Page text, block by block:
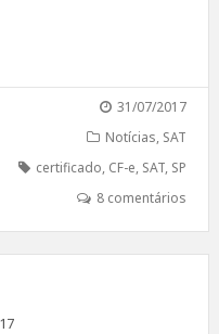
31/07/2017
Notícias, SAT
certificado, CF-e, SAT, SP
8 comentários